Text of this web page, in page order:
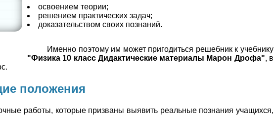
освоением теории;
решением практических задач;
доказательством своих познаний.
Именно поэтому им может пригодиться решебник к учебнику
"Физика 10 класс Дидактические материалы Марон Дрофа", в
положения
работы, которые призваны выявить реальные познания учащихся,